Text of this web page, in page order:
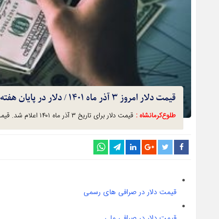
قیمت دلار امروز ۳ آذر ماه ۱۴۰۱ / دلار در پایان هفته چند؟
طلوع‌‌کرمانشاه : قیمت دلار برای تاریخ ۳ آذر ماه ۱۴۰۱ اعلام شد. قیمت خرید دلار در صرافی ملی ۳۰۶۴۶ تومان است.
قیمت دلار در صرافی های رسمی